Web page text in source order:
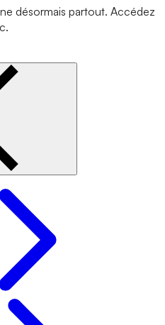
désormais partout. Accédez